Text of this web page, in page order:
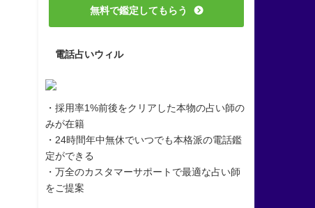
無料で鑑定してもらう
電話占いウィル
・採用率1%前後をクリアした本物の占い師の
みが在籍
・24時間年中無休でいつでも本格派の電話鑑
定ができる
・万全のカスタマーサポートで最適な占い師
をご提案